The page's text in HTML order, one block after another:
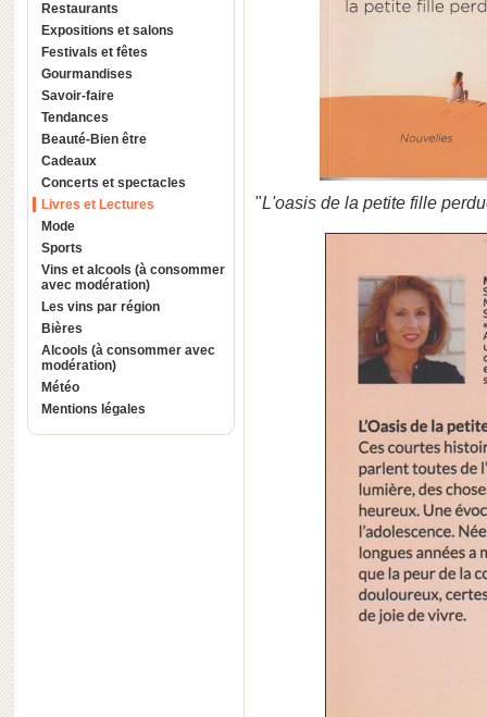
Restaurants
Expositions et salons
Festivals et fêtes
Gourmandises
Savoir-faire
Tendances
Beauté-Bien être
Cadeaux
Concerts et spectacles
Livres et Lectures
Mode
Sports
Vins et alcools (à consommer
avec modération)
Les vins par région
Bières
Alcools (à consommer avec
modération)
Météo
Mentions légales
"L'oasis de la petite fille